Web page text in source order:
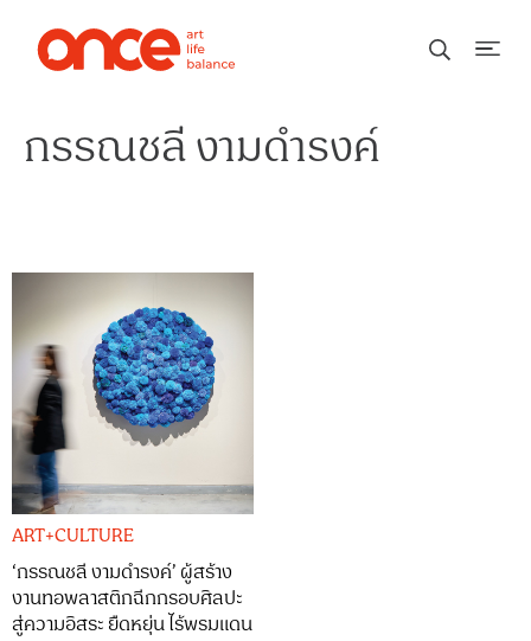
กรรณชลี งามดำรงค์
ART+CULTURE
‘กรรณชลี งามดำรงค์’ ผู้สร้าง
งานทอพลาสติกฉีกกรอบศิลปะ
สู่ความอิสระ ยืดหยุ่น ไร้พรมแดน